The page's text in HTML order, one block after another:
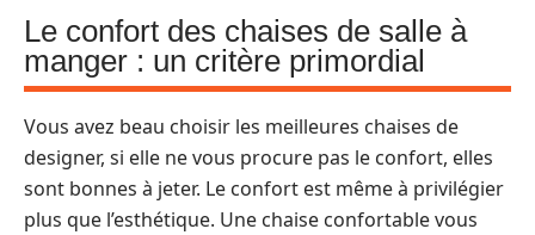
Le confort des chaises de salle à
manger : un critère primordial
Vous avez beau choisir les meilleures chaises de
designer, si elle ne vous procure pas le confort, elles
sont bonnes à jeter. Le confort est même à privilégier
plus que l’esthétique. Une chaise confortable vous